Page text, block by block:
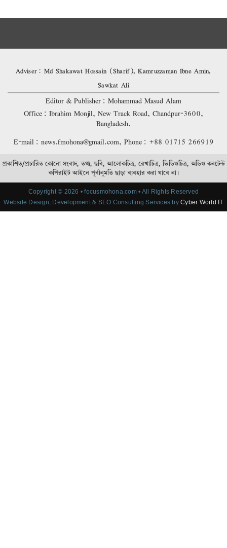
Adviser: Md Shakawat Hossain (Sharif), Kamruzzaman Ibne Amin,
Sawkat Ali
Editor & Publisher: Mohammad Masud Alam
Office: Ibrahim Monjil, New Track Road, Chandpur-3600,
Bangladesh.
E-mail: news.fmohona@gmail.com, Phone: +88 01715 266919
প্রকাশিত/প্রচারিত কোনো সংবাদ, তথ্য, ছবি, আলোকচিত্র, রেখাচিত্র, ভিডিওচিত্র, অডিও কনটেন্ট
কপিরাইট আইনে পূর্বানুমতি ছাড়া ব্যবহার করা যাবে না।
Copyright © 2026 • focusmohona.com • All Rights Reserved
Website Design, Development & SEO Consulting Services byCyber World IT